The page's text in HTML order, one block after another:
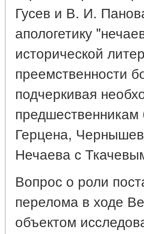
Гусев и В. И.
апологетику
исторической
преемственности
подчеркивая
предшественникам
Герцена,
Нечаева с
Вопрос о роли
перелома в ходе
объектом